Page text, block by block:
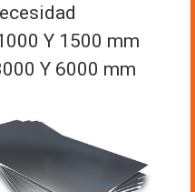
Y 1500 mm
Y 6000 mm